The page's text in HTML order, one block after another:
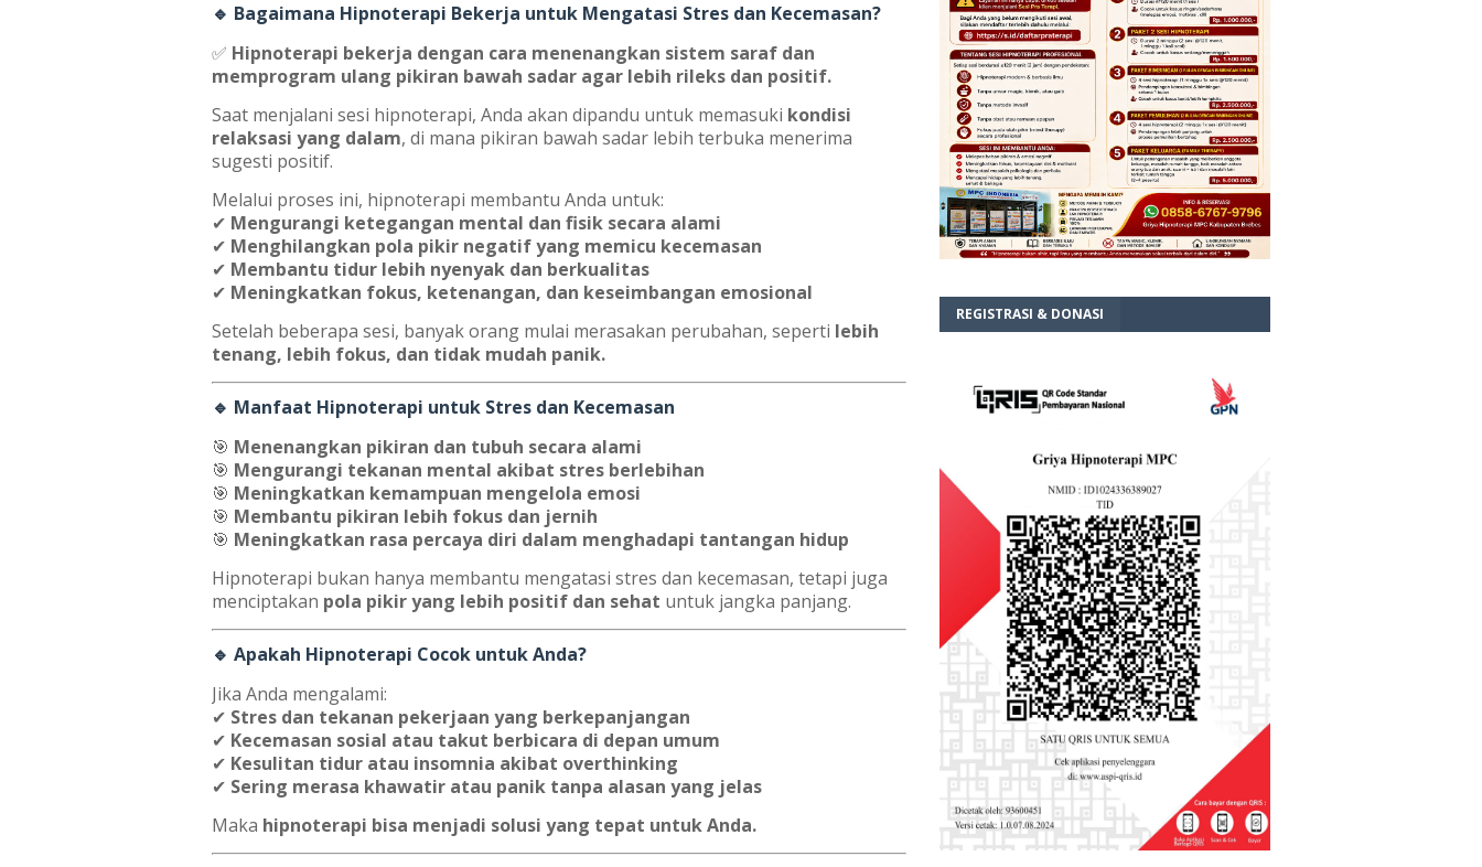
🔹 Bagaimana Hipnoterapi Bekerja untuk Mengatasi Stres dan Kecemasan?
✅ Hipnoterapi bekerja dengan cara menenangkan sistem saraf dan
memprogram ulang pikiran bawah sadar agar lebih rileks dan positif.
Saat menjalani sesi hipnoterapi, Anda akan dipandu untuk memasuki kondisi
relaksasi yang dalam, di mana pikiran bawah sadar lebih terbuka menerima
sugesti positif.
Melalui proses ini, hipnoterapi membantu Anda untuk:
✔ Mengurangi ketegangan mental dan fisik secara alami
✔ Menghilangkan pola pikir negatif yang memicu kecemasan
✔ Membantu tidur lebih nyenyak dan berkualitas
✔ Meningkatkan fokus, ketenangan, dan keseimbangan emosional
Setelah beberapa sesi, banyak orang mulai merasakan perubahan, seperti lebih
tenang, lebih fokus, dan tidak mudah panik.
🔹 Manfaat Hipnoterapi untuk Stres dan Kecemasan
🎯 Menenangkan pikiran dan tubuh secara alami
🎯 Mengurangi tekanan mental akibat stres berlebihan
🎯 Meningkatkan kemampuan mengelola emosi
🎯 Membantu pikiran lebih fokus dan jernih
🎯 Meningkatkan rasa percaya diri dalam menghadapi tantangan hidup
Hipnoterapi bukan hanya membantu mengatasi stres dan kecemasan, tetapi juga
menciptakan pola pikir yang lebih positif dan sehat untuk jangka panjang.
🔹 Apakah Hipnoterapi Cocok untuk Anda?
Jika Anda mengalami:
✔ Stres dan tekanan pekerjaan yang berkepanjangan
✔ Kecemasan sosial atau takut berbicara di depan umum
✔ Kesulitan tidur atau insomnia akibat overthinking
✔ Sering merasa khawatir atau panik tanpa alasan yang jelas
Maka hipnoterapi bisa menjadi solusi yang tepat untuk Anda.
REGISTRASI & DONASI